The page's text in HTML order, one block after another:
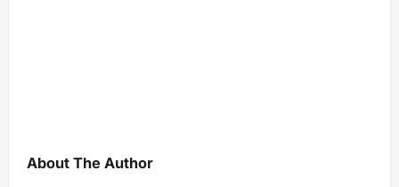
About The Author